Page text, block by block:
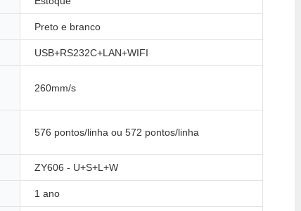
Preto e branco
USB+RS232C+LAN+WIFI
260mm/s
576 pontos/linha ou 572 pontos/linha
ZY606 - U+S+L+W
1 ano